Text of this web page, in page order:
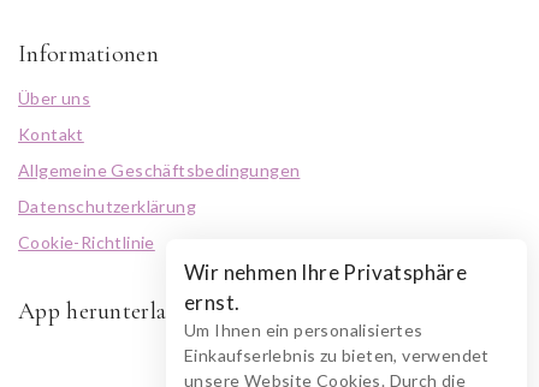
Informationen
Über uns
Kontakt
Allgemeine Geschäftsbedingungen
Datenschutzerklärung
Cookie-Richtlinie
App herunterladen
Wir nehmen Ihre Privatsphäre
ernst.
Um Ihnen ein personalisiertes
Einkaufserlebnis zu bieten, verwendet
unsere Website Cookies. Durch die